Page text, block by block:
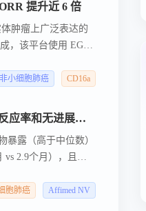
提升近 6 倍
肿瘤上广泛表达的
，该平台使用 EGFR
示，较高的药物暴露
非小细胞肺癌 CD16a
Affimed 在 AACR 年会上显示 AFM24 的较高暴露与难治性 NSCLC 患者的反应率和无进展生存期显著升高相关
暴露（高于中位数）
vs 2.9个月），且对
暴露-反应数据。分
胞肺癌 Affimed NV